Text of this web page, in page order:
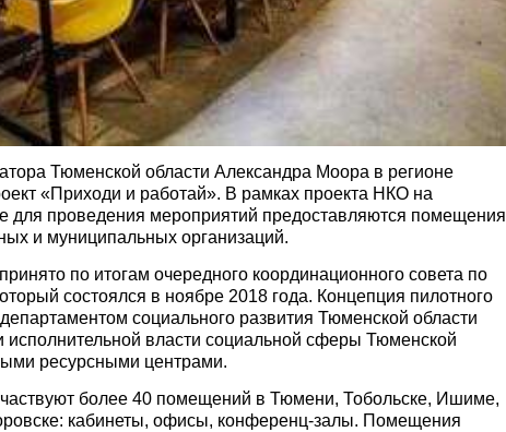
Тюменской области Александра Моора в регионе
«Приходи и работай». В рамках проекта НКО на
для проведения мероприятий предоставляются помещения
и муниципальных организаций.
по итогам очередного координационного совета по
состоялся в ноябре 2018 года. Концепция пилотного
социального развития Тюменской области
исполнительной власти социальной сферы Тюменской
ресурсными центрами.
более 40 помещений в Тюмени, Тобольске, Ишиме,
кабинеты, офисы, конференц-залы. Помещения